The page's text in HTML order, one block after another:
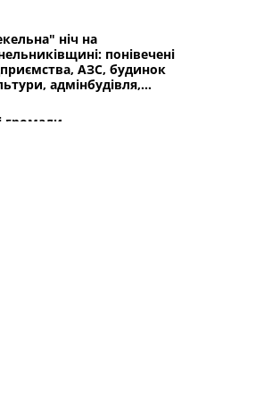
ніч на
понівечені
АЗС, будинок
адмінбудівля,
громади